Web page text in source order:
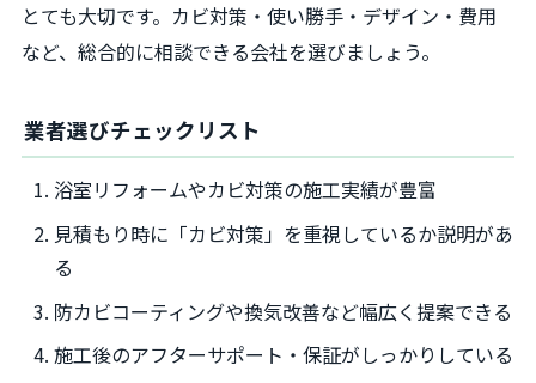
とても大切です。カビ対策・使い勝手・デザイン・費用
など、総合的に相談できる会社を選びましょう。
業者選びチェックリスト
浴室リフォームやカビ対策の施工実績が豊富
見積もり時に「カビ対策」を重視しているか説明があ
る
防カビコーティングや換気改善など幅広く提案できる
施工後のアフターサポート・保証がしっかりしている